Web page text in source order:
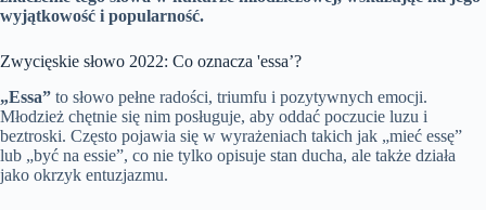
wyjątkowość i popularność.
Zwycięskie słowo 2022: Co oznacza 'essa’?
„Essa” to słowo pełne radości, triumfu i pozytywnych emocji.
Młodzież chętnie się nim posługuje, aby oddać poczucie luzu i
beztroski. Często pojawia się w wyrażeniach takich jak „mieć essę”
lub „być na essie”, co nie tylko opisuje stan ducha, ale także działa
jako okrzyk entuzjazmu.